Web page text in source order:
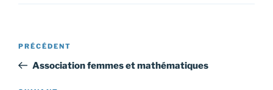
Navigation
l’article
Article
précédent
PRÉCÉDENT
Association femmes et mathématiques